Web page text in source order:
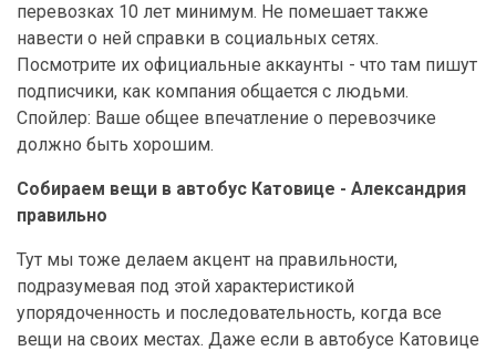
перевозках 10 лет минимум. Не помешает также
навести о ней справки в социальных сетях.
Посмотрите их официальные аккаунты - что там пишут
подписчики, как компания общается с людьми.
Спойлер: Ваше общее впечатление о перевозчике
должно быть хорошим.
Собираем вещи в автобус Катовице - Александрия
правильно
Тут мы тоже делаем акцент на правильности,
подразумевая под этой характеристикой
упорядоченность и последовательность, когда все
вещи на своих местах. Даже если в автобусе Катовице